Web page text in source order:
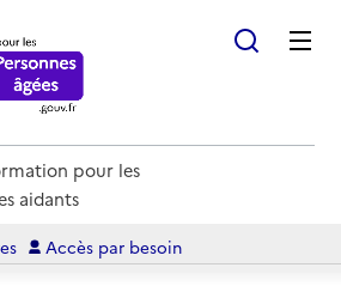
pour les
aidants
Accès par besoin